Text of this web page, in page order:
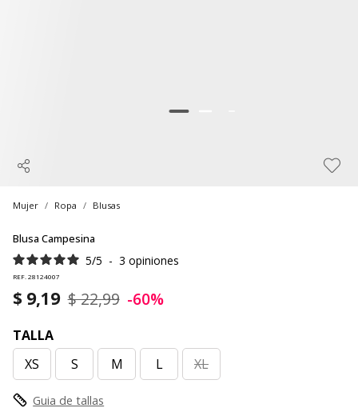
Mujer Ropa Blusas
Blusa Campesina
5/5 - 3 opiniones
REF. 28124007
$ 9,19 $ 22,99 -60%
TALLA
XS
S M L XL
Guia de tallas